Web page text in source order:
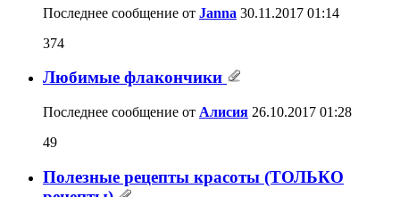
Последнее сообщение от Janna 30.11.2017 01:14
374
Любимые флакончики
Последнее сообщение от Алисия 26.10.2017 01:28
49
Полезные рецепты красоты (ТОЛЬКО